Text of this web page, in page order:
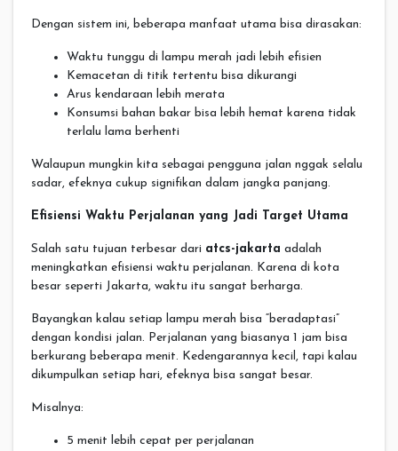
Dengan sistem ini, beberapa manfaat utama bisa dirasakan:
Waktu tunggu di lampu merah jadi lebih efisien
Kemacetan di titik tertentu bisa dikurangi
Arus kendaraan lebih merata
Konsumsi bahan bakar bisa lebih hemat karena tidak
terlalu lama berhenti
Walaupun mungkin kita sebagai pengguna jalan nggak selalu
sadar, efeknya cukup signifikan dalam jangka panjang.
Efisiensi Waktu Perjalanan yang Jadi Target Utama
Salah satu tujuan terbesar dari atcs-jakarta adalah
meningkatkan efisiensi waktu perjalanan. Karena di kota
besar seperti Jakarta, waktu itu sangat berharga.
Bayangkan kalau setiap lampu merah bisa “beradaptasi”
dengan kondisi jalan. Perjalanan yang biasanya 1 jam bisa
berkurang beberapa menit. Kedengarannya kecil, tapi kalau
dikumpulkan setiap hari, efeknya bisa sangat besar.
Misalnya:
5 menit lebih cepat per perjalanan